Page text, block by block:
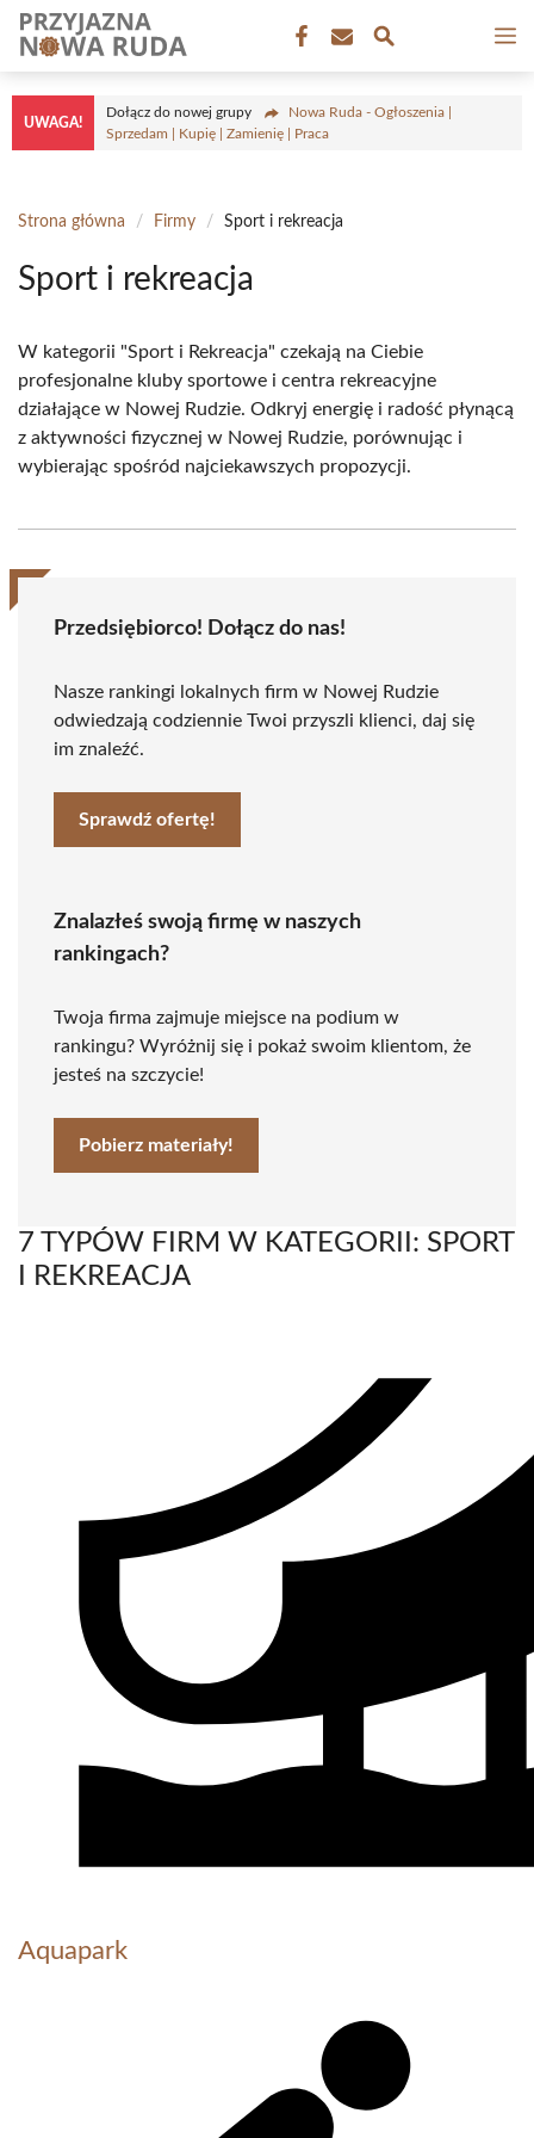
Przejdź
treści
UWAGA!
Dołącz do nowej grupy
Nowa Ruda - Ogłoszenia |
Sprzedam | Kupię | Zamienię | Praca
Strona główna / Firmy / Sport i rekreacja
Sport i rekreacja
W kategorii "Sport i Rekreacja" czekają na Ciebie
profesjonalne kluby sportowe i centra rekreacyjne
działające w Nowej Rudzie. Odkryj energię i radość płynącą
z aktywności fizycznej w Nowej Rudzie, porównując i
wybierając spośród najciekawszych propozycji.
Przedsiębiorco! Dołącz do nas!
Nasze rankingi lokalnych firm w Nowej Rudzie
odwiedzają codziennie Twoi przyszli klienci, daj się
im znaleźć.
Sprawdź ofertę!
Znalazłeś swoją firmę w naszych
rankingach?
Twoja firma zajmuje miejsce na podium w
rankingu? Wyróżnij się i pokaż swoim klientom, że
jesteś na szczycie!
Pobierz materiały!
7 TYPÓW FIRM W KATEGORII: SPORT
I REKREACJA
Aquapark